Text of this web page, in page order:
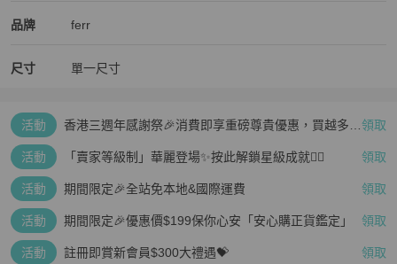
品牌
精品女包 品牌介紹
ferr
尺寸 單一尺寸
活動
香港三週年感謝祭🎉消費即享重磅尊貴優惠，買越多、 領取
活動 「賣家等級制」華麗登場✨按此解鎖星級成就👆🏻 領取
活動 期間限定🎉全站免本地&國際運費 領取
活動 期間限定🎉優惠價$199保你心安「安心購正貨鑑定」 領取
活動 註冊即賞新會員$300大禮遇💝 領取